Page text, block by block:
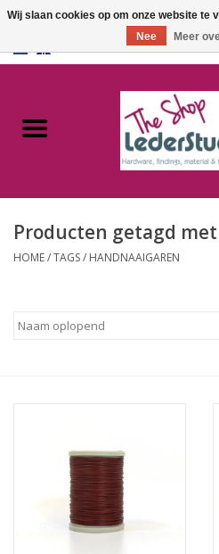
Catalogus
FAQ
Producten getagd
HOME/TAGS/ HANDNAAIGAREN
Wij slaan cookies op om onze website te
Nee
Meer